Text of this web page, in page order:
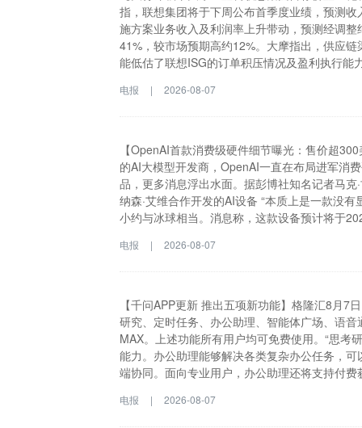
指，联想集团将于下周公布首季度业绩，预测
施方案业务收入及利润率上升带动，预测经调
41%，较市场预期高约12%。大摩指出，供应
能低估了联想ISG的订单积压情况及盈利执行
2029财年经调整纯利的预测较市场预期高14%
约7.88亿美元，同比增长102%、环比增长
AI及通用服务器订单持续强劲，相信市场可能
憬存储器供需平衡已因AI需求而出现结构性改
维持稳定于7%至7.5%。该行对联想2027至
目标价由30港元上调至34港元，维持“增持”评级
电报 | 2026-08-07
【OpenAI首款消费级硬件细节曝光：售价超
的AI大模型开发商，OpenAI一直在布局进军消
品，更多消息浮出水面。据彭博社知名记者马
纳森·艾维合作开发的AI设备 “本质上是一款没
小约与冰球相当。消息称，这款设备预计将于
属”制造，拥有独特的外观设计，并配备可移
型开发商，OpenAI一直在布局进军消费硬件
息浮出水面。据彭博社知名记者马克·古尔曼援
作开发的AI设备 “本质上是一款没有显示屏的智
当。消息称，这款设备预计将于2027年上市，
下，亚马逊的大多数智能音箱售价在40美元到
时还配有灯光、摄像头系统及其它传感器。消
电报 | 2026-08-07
【千问APP更新 推出五项新功能】格隆汇8月7
研究、定时任务、办公助理、智能体广场、语
MAX。上述功能所有用户均可免费使用。“思考
能力。办公助理能够解决各类复杂办公任务，
端协同。面向专业用户，办公助理还将支持付
支持阿里最新旗舰模型Qwen3.8-MAX。上述功
电报 | 2026-08-07